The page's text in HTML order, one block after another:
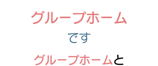
​グループホーム
です
グループホームと